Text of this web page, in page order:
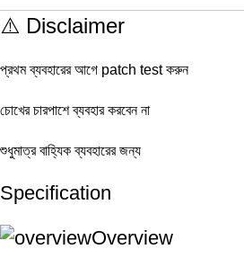
⚠️ Disclaimer
প্রথম ব্যবহারের আগে patch test করুন
চোখের চারপাশে ব্যবহার করবেন না
শুধুমাত্র বাহ্যিক ব্যবহারের জন্য
Specification
Overview